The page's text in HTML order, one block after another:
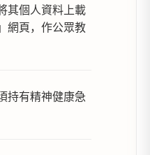
其個人資料上載
網頁，作公眾教
持有精神健康急